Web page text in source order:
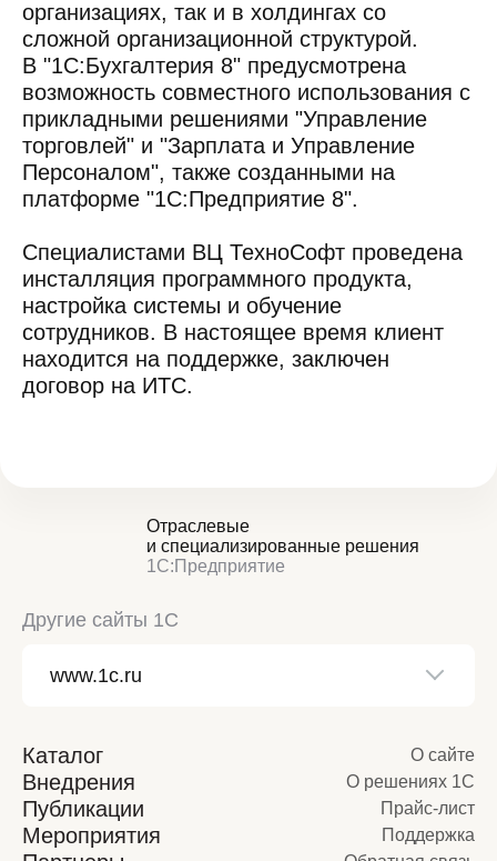
организациях, так и в холдингах со
сложной организационной структурой.
В "1С:Бухгалтерия 8" предусмотрена
возможность совместного использования с
прикладными решениями "Управление
торговлей" и "Зарплата и Управление
Персоналом", также созданными на
платформе "1С:Предприятие 8".
Специалистами ВЦ ТехноСофт проведена
инсталляция программного продукта,
настройка системы и обучение
сотрудников. В настоящее время клиент
находится на поддержке, заключен
договор на ИТС.
Отраслевые
и специализированные решения
1С:Предприятие
Другие сайты 1С
Каталог
Внедрения
Публикации
Мероприятия
О сайте
О решениях 1С
Прайс-лист
Поддержка